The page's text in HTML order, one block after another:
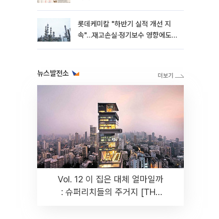
롯데케미칼 "하반기 실적 개선 지
속"…재고손실·정기보수 영향에도
뉴스발전소
Vol. 12 이 집은 대체 얼마일까
: 슈퍼리치들의 주거지 [THE